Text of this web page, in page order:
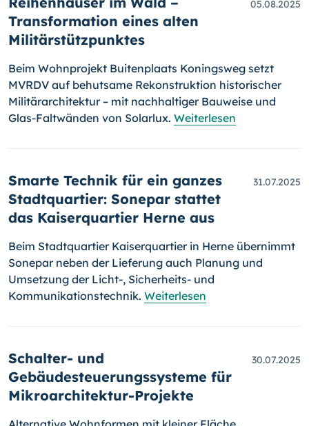
Transformation eines alten
Militärstützpunktes
05.08.2025
Beim Wohnprojekt Buitenplaats Koningsweg setzt
MVRDV auf behutsame Rekonstruktion historischer
Militärarchitektur – mit nachhaltiger Bauweise und
Glas-Faltwänden von Solarlux. Weiterlesen
Smarte Technik für ein ganzes
Stadtquartier: Sonepar stattet
das Kaiserquartier Herne aus
31.07.2025
Beim Stadtquartier Kaiserquartier in Herne übernimmt
Sonepar neben der Lieferung auch Planung und
Umsetzung der Licht-, Sicherheits- und
Kommunikationstechnik. Weiterlesen
Schalter- und
Gebäudesteuerungssysteme für
Mikroarchitektur-Projekte
30.07.2025